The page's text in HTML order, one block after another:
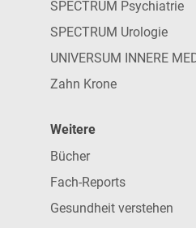
SPECTRUM Psychiatrie
SPECTRUM Urologie
UNIVERSUM INNERE
Zahn Krone
Weitere
Bücher
Fach-Reports
Gesundheit verstehen